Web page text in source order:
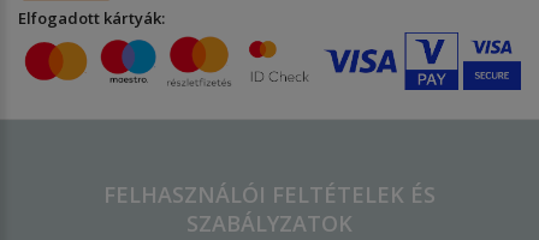
Elfogadott kártyák:
FELHASZNÁLÓI FELTÉTELEK ÉS
SZABÁLYZATOK